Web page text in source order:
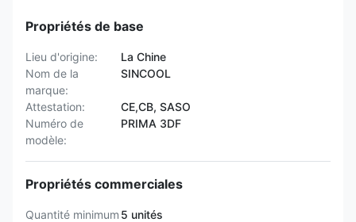
Propriétés de base
Lieu d'origine:
La Chine
Nom de la
marque:
SINCOOL
Attestation:
CE,CB, SASO
Numéro de
modèle:
PRIMA 3DF
Propriétés commerciales
Quantité minimum 5 unités